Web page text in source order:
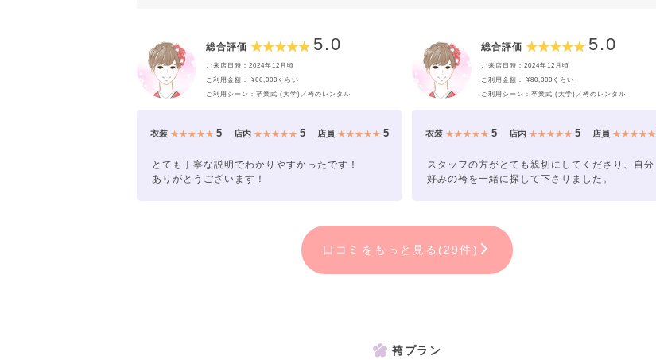
総合評価 5.0
ご来店日時：2024年12月頃
ご利用金額： ¥66,000くらい
ご利用シーン：卒業式 (大学)／袴のレンタル
衣装 ★★★★★5 店内 ★★★★★ 5 店員 ★★★★★ 5
とても丁寧な説明でわかりやすかったです！
ありがとうございます！
総合評価 5.0
ご来店日時：2024年12月頃
ご利用金額： ¥80,000くらい
ご利用シーン：卒業式 (大学)／袴のレンタル
衣装 ★★★★★5 店内 ★★★★★ 5 店員 ★★★★★
スタッフの方がとても親切にしてくださり、自分
好みの袴を一緒に探して下さりました。
口コミをもっと見る(29件)
袴プラン